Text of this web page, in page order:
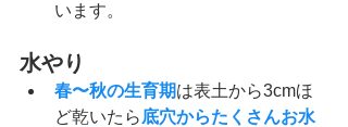
います。
水やり
春〜秋の生育期は表土から3cmほ
ど乾いたら底穴からたくさんお水